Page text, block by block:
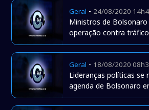
Geral - 24/08/2020
Ministros de
operação contra
Geral - 18/08/2020
Lideranças políticas se
agenda de Bolsonaro